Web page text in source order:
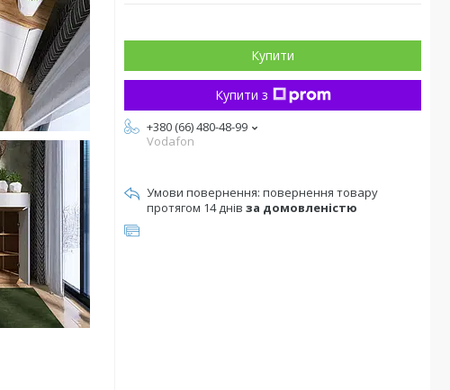
Купити
Купити з
+380 (66) 480-48-99
Vodafon
повернення товару
протягом 14 днів за домовленістю